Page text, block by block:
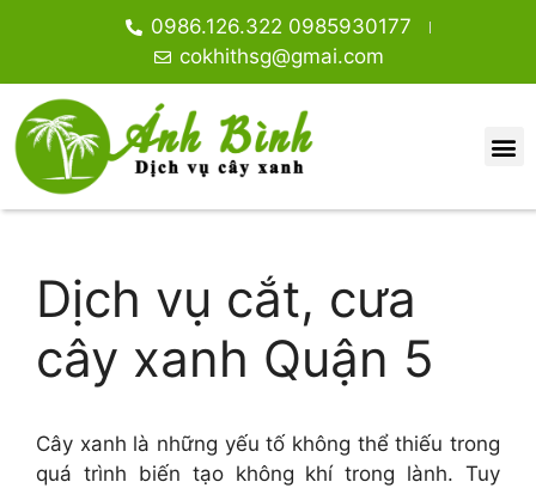
0986.126.322 0985930177
cokhithsg@gmai.com
Dịch vụ cắt, cưa
cây xanh Quận 5
Cây xanh là những yếu tố không thể thiếu trong
quá trình biến tạo không khí trong lành. Tuy